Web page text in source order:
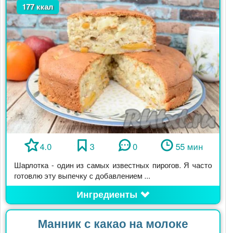
177 ккал
4.0 3 0 55 мин
Шарлотка - один из самых известных пирогов. Я часто
готовлю эту выпечку с добавлением ...
Ингредиенты
Манник с какао на молоке